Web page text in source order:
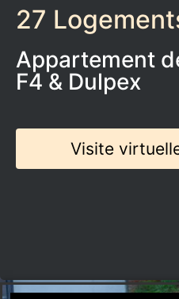
27
Appartement
F4 & Dulpex
Visite